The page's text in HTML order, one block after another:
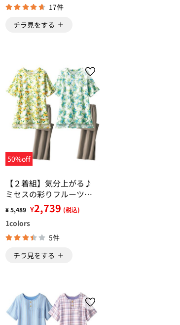
17件
チラ見をする
50%off
【２着組】気分上がる♪
ミセスの彩りフルーツ柄
¥ 5,489 ¥2,739 (税込)
1colors
5件
チラ見をする